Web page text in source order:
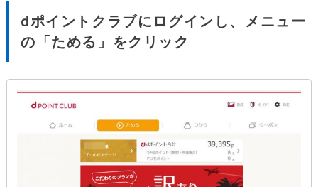
dポイントクラブにログインし、メニュー
の「ためる」をクリック